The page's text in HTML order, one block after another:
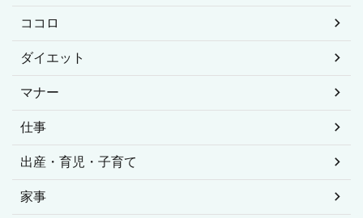
ココロ
ダイエット
マナー
仕事
出産・育児・子育て
家事